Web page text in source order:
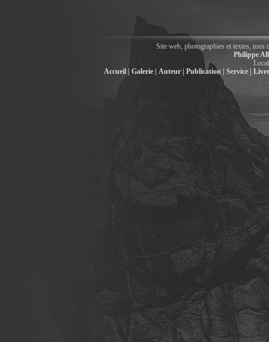
Site web, photographies et textes, tous
Philippe
Accueil |
Galerie | Auteur | Publication | Service |